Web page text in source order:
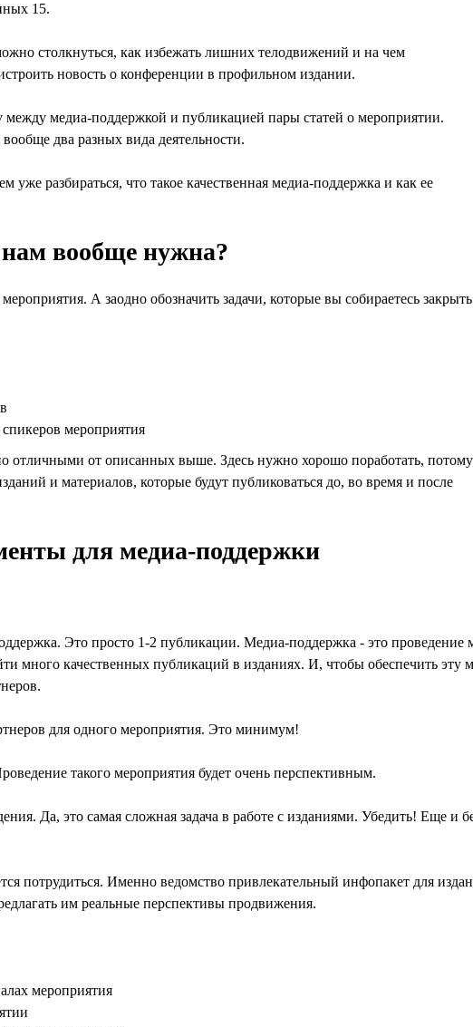
15.
столкнуться, как избежать лишних телодвижений и на чем
новость о конференции в профильном издании.
между медиа-поддержкой и публикацией пары статей о мероприятии.
два разных вида деятельности.
уже разбираться, что такое качественная медиа-поддержка и как ее
вообще нужна?
А заодно обозначить задачи, которые вы собираетесь
мероприятия
отличными от описанных выше. Здесь нужно хорошо поработать, потому
и материалов, которые будут публиковаться до, во время и после
для медиа-поддержки
Это просто 1-2 публикации. Медиа-поддержка - это проведение
много качественных публикаций в изданиях. И, чтобы обеспечить эту
для одного мероприятия. Это минимум!
такого мероприятия будет очень перспективным.
Да, это самая сложная задача в работе с изданиями. Убедить! Еще и
потрудиться. Именно ведомство привлекательный инфопакет для
им реальные перспективы продвижения.
мероприятия